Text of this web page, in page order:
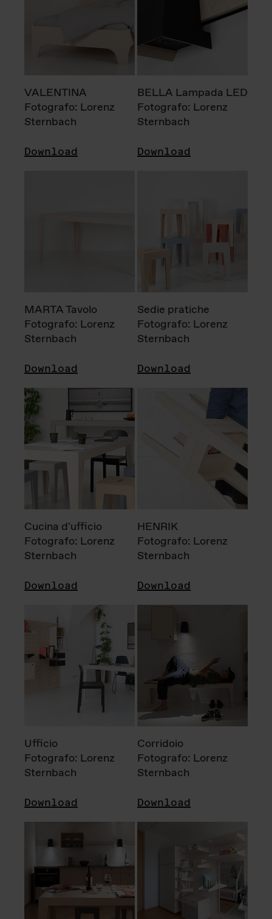
VALENTINA
Fotografo: Lorenz
Sternbach
Download
BELLA Lampada LED
Fotografo: Lorenz
Sternbach
Download
MARTA Tavolo
Fotografo: Lorenz
Sternbach
Download
Sedie pratiche
Fotografo: Lorenz
Sternbach
Download
Cucina d'ufficio
Fotografo: Lorenz
Sternbach
Download
HENRIK
Fotografo: Lorenz
Sternbach
Download
Ufficio
Fotografo: Lorenz
Sternbach
Download
Corridoio
Fotografo: Lorenz
Sternbach
Download